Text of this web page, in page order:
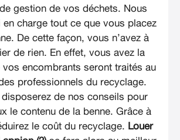
gestion de vos déchets. Nous
en charge tout ce que vous placez
De cette façon, vous n’avez à
de rien. En effet, vous avez la
vos encombrants seront traités au
professionnels du recyclage.
disposerez de nos conseils pour
le contenu de la benne. Grâce à
le coût du recyclage. Louer